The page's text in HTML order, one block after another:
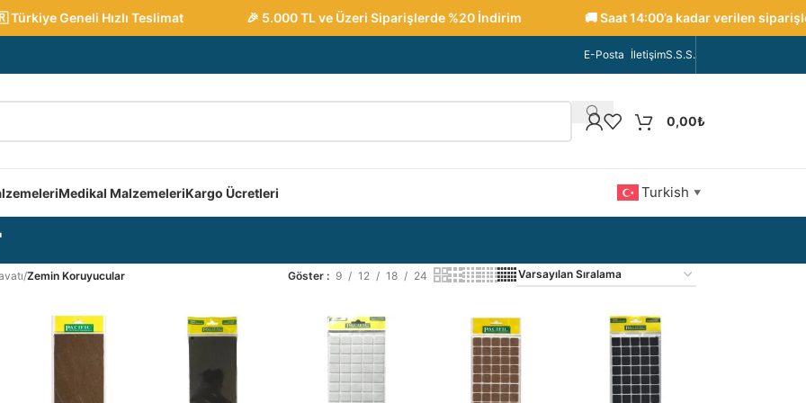
Geneli Hızlı Teslimat 🎉 5.000 TL ve Üzeri Siparişlerde %20 İndirim 🚚 Saat 14:00’a kadar verilen siparişler
E-Posta İletişimS.S.S.
0,00₺
Medikal MalzemeleriKargo Ücretleri Turkish ▼
/Zemin Koruyucular Göster 9 12 18 24